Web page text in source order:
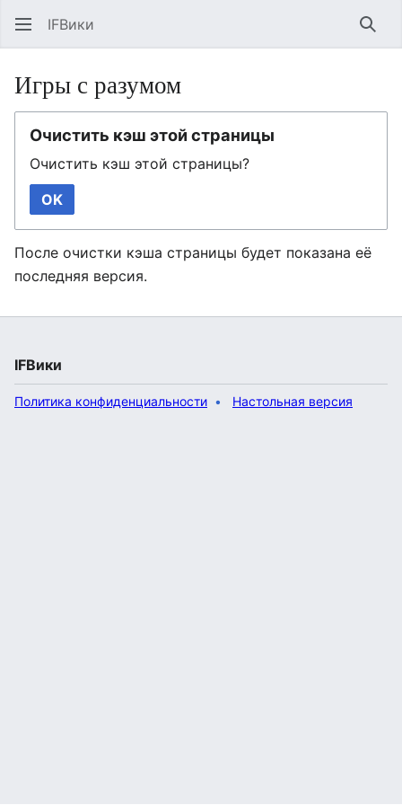
IFВики
Игры с разумом
Очистить кэш этой страницы
Очистить кэш этой страницы?
OK
После очистки кэша страницы будет показана её
последняя версия.
IFВики
Политика конфиденциальности Настольная версия